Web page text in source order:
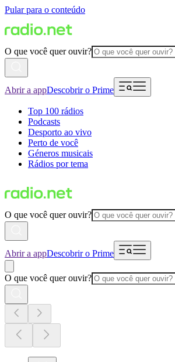
Pular para o conteúdo
O que você quer ouvir?
Abrir a appDescobrir o Prime
Top 100 rádios
Podcasts
Desporto ao vivo
Perto de você
Géneros musicais
Rádios por tema
O que você quer ouvir?
Abrir a appDescobrir o Prime
O que você quer ouvir?